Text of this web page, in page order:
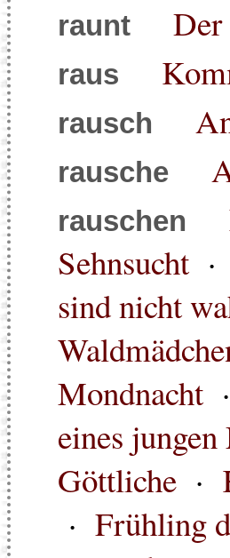
raunt Der
raus
rausch
rausche
rauschen
Sehnsucht ·
sind nicht
Mondnacht ·
eines jungen
Göttliche ·
· Frühling